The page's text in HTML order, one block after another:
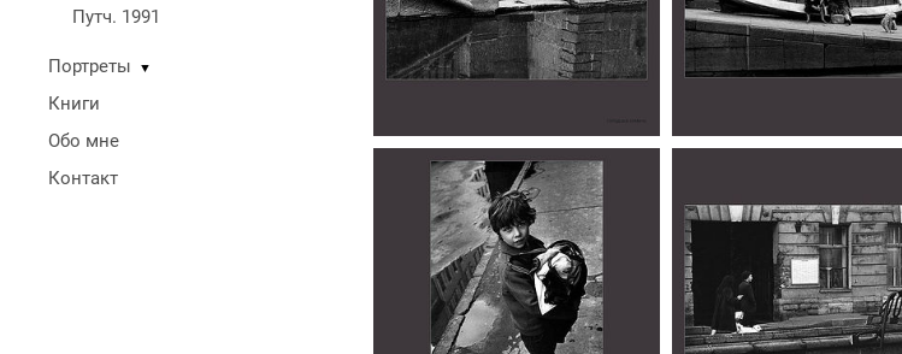
Путч. 1991
Портреты ▼
Книги
Обо мне
Контакт